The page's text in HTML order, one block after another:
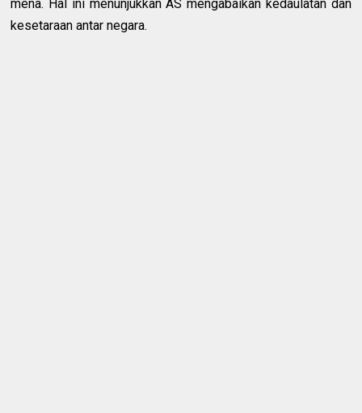
mena. Hal ini menunjukkan AS mengabaikan kedaulatan dan
kesetaraan antar negara.